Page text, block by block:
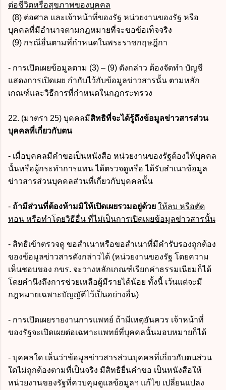
ต่อชีวิตหรือสุขภาพของบุคคล
(8) ต่อศาล และเจ้าหน้าที่ของรัฐ หน่วยงานของรัฐ หรือ
บุคคลที่มีอำนาจตามกฎหมายที่จะขอข้อเท็จจริง
(9) กรณีอื่นตามที่กำหนดในพระราชกฤษฎีกา
- การเปิดเผยข้อมูลตาม (3) – (9) ดังกล่าว ต้องจัดทำ บัญชี
แสดงการเปิดเผย กำกับไว้กับข้อมูลข่าวสารนั้น ตามหลัก
เกณฑ์และวิธีการที่กำหนดในกฎกระทรวง
22. (มาตรา 25) บุคคลมีสิทธิที่จะได้รู้ถึงข้อมูลข่าวสารส่วน
บุคคลที่เกี่ยวกับตน
- เมื่อบุคคลมีคำขอเป็นหนังสือ หน่วยงานของรัฐต้องให้บุคคล
นั้นหรือผู้กระทำการแทน ได้ตรวจดูหรือ ได้รับสำเนาข้อมูล
ข่าวสารส่วนบุคคลส่วนที่เกี่ยวกับบุคคลนั้น
- ถ้ามีส่วนที่ต้องห้ามมิให้เปิดเผยรวมอยู่ด้วย ให้ลบ หรือตัด
ทอน หรือทำโดยวิธีอื่น ที่ไม่เป็นการเปิดเผยข้อมูลข่าวสารนั้น
- สิทธิเข้าตรวจดู ขอสำเนาหรือขอสำเนาที่มีคำรับรองถูกต้อง
ของข้อมูลข่าวสารดังกล่าวได้ (หน่วยงานของรัฐ โดยความ
เห็นชอบของ กขร. จะวางหลักเกณฑ์เรียกค่าธรรมเนียมก็ได้
โดยคำนึงถึงการช่วยเหลือผู้มีรายได้น้อย ทั้งนี้ เว้นแต่จะมี
กฎหมายเฉพาะบัญญัติไว้เป็นอย่างอื่น)
- การเปิดเผยรายงานการแพทย์ ถ้ามีเหตุอันควร เจ้าหน้าที่
ของรัฐจะเปิดเผยต่อเฉพาะแพทย์ที่บุคคลนั้นมอบหมายก็ได้
- บุคคลใด เห็นว่าข้อมูลข่าวสารส่วนบุคคลที่เกี่ยวกับตนส่วน
ใดไม่ถูกต้องตามที่เป็นจริง มีสิทธิยื่นคำขอ เป็นหนังสือให้
หน่วยงานของรัฐที่ควบคุมดูแลข้อมูลฯ แก้ไข เปลี่ยนแปลง